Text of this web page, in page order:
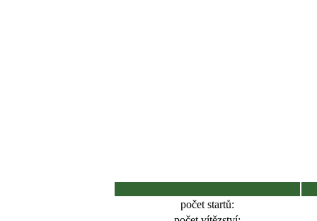
počet startů: